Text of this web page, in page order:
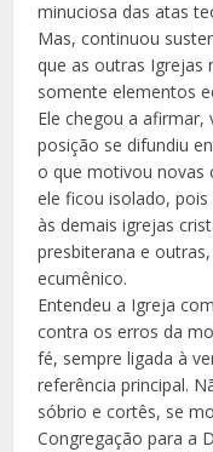
minuciosa das atas
Mas, continuou
que as outras Igrejas
somente elementos
Ele chegou a afirmar,
posição se difundiu
o que motivou novas
ele ficou isolado,
às demais igrejas
presbiterana e
ecumênico.
Entendeu a Igreja
contra os erros da
fé, sempre ligada à
referência principal.
sóbrio e cortês, se
Congregação para a